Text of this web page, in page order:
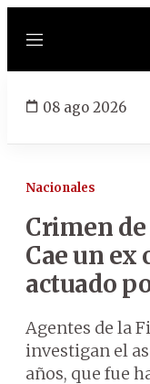
Menú
08 ago 2026
Nacionales
Crimen de
Cae un ex
actuado
Agentes de la
investigan el
años, que fue